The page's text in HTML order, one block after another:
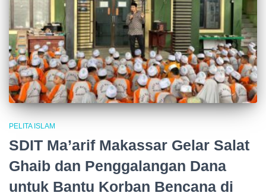
PELITA ISLAM
SDIT Ma’arif Makassar Gelar Salat
Ghaib dan Penggalangan Dana
untuk Bantu Korban Bencana di